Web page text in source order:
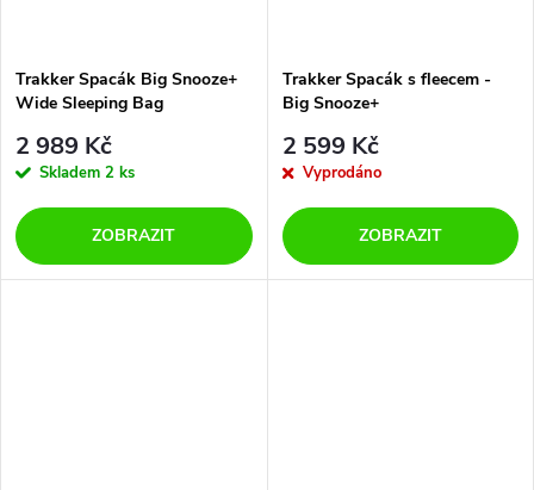
Trakker Spacák Big Snooze+
Wide Sleeping Bag
2 989 Kč
Skladem 2 ks
ZOBRAZIT
Trakker Spacák s fleecem -
Big Snooze+
2 599 Kč
Vyprodáno
ZOBRAZIT